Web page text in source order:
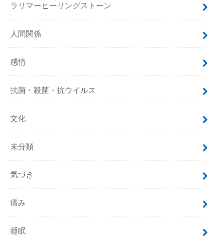
ラリマーヒーリングストーン
人間関係
感情
抗菌・殺菌・抗ウイルス
文化
未分類
気づき
痛み
睡眠